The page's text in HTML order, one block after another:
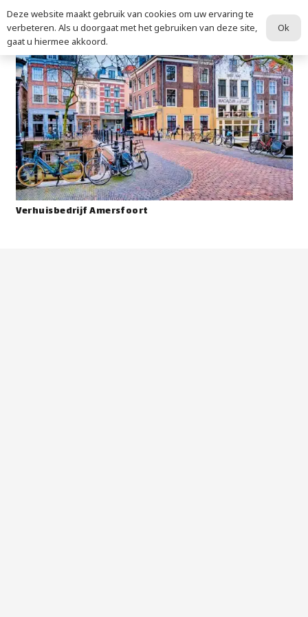
Verhuisbedrijf Amersfoort
Deze website maakt gebruik van cookies om uw ervaring te
verbeteren. Als u doorgaat met het gebruiken van deze site,
gaat u hiermee akkoord.
Ok